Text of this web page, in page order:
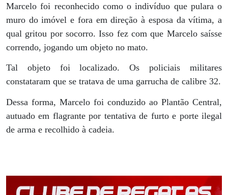
Marcelo foi reconhecido como o indivíduo que pulara o
muro do imóvel e fora em direção à esposa da vítima, a
qual gritou por socorro. Isso fez com que Marcelo saísse
correndo, jogando um objeto no mato.
Tal objeto foi localizado. Os policiais militares
constataram que se tratava de uma garrucha de calibre 32.
Dessa forma, Marcelo foi conduzido ao Plantão Central,
autuado em flagrante por tentativa de furto e porte ilegal
de arma e recolhido à cadeia.